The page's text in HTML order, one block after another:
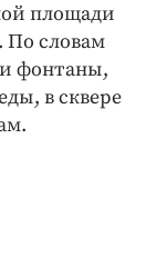
площади
По словам
и фонтаны,
в сквере